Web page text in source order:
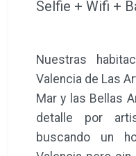
Valencia,
grandes y
tanto WIFI de
equipos
Pregunta por